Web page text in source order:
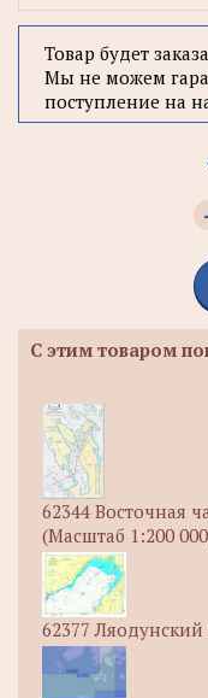
Товар будет
Мы не можем
поступление на
С этим товаром
62344 Восточная
(Масштаб 1:200
62377